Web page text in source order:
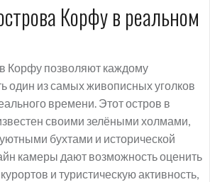
Корфу в реальном
Корфу позволяют каждому
один из самых живописных уголков
времени. Этот остров в
своими зелёными холмами,
бухтами и исторической
камеры дают возможность оценить
и туристическую активность,